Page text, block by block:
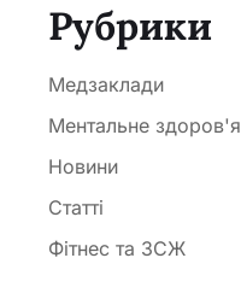
Рубрики
Медзаклади
Ментальне здоров'я
Новини
Статті
Фітнес та ЗСЖ